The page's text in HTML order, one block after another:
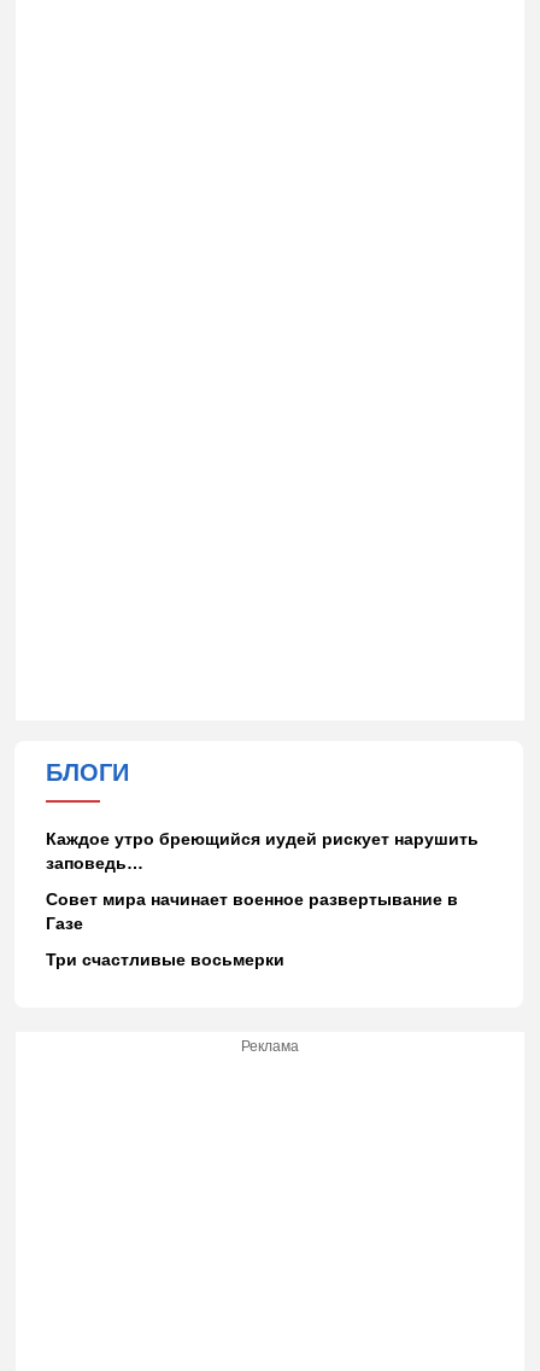
БЛОГИ
Каждое утро бреющийся иудей рискует нарушить
заповедь…
Совет мира начинает военное развертывание в
Газе
Три счастливые восьмерки
Реклама